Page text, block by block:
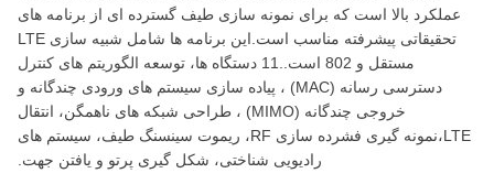
عملکرد بالا است که برای نمونه سازی طیف گسترده ای از برنامه های
تحقیقاتی پیشرفته مناسب است.این برنامه ها شامل شبیه سازی LTE
مستقل و 802 است..11 دستگاه ها، توسعه الگوریتم های کنترل
دسترسی رسانه (MAC) ، پیاده سازی سیستم های ورودی چندگانه و
خروجی چندگانه (MIMO) ، طراحی شبکه های ناهمگن، انتقال
LTE،نمونه گیری فشرده سازی RF، ریموت سینسنگ طیف، سیستم های
رادیویی شناختی، شکل گیری پرتو و یافتن جهت.